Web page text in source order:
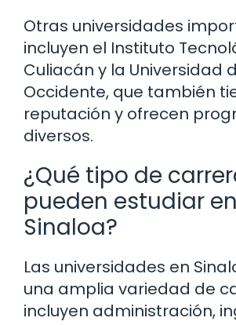
Otras universidades
incluyen el Instituto
Culiacán y la Universidad
Occidente, que también
reputación y ofrecen
diversos.
¿Qué tipo de
pueden estudiar en
Sinaloa?
Las universidades en
una amplia variedad de
incluyen administración,